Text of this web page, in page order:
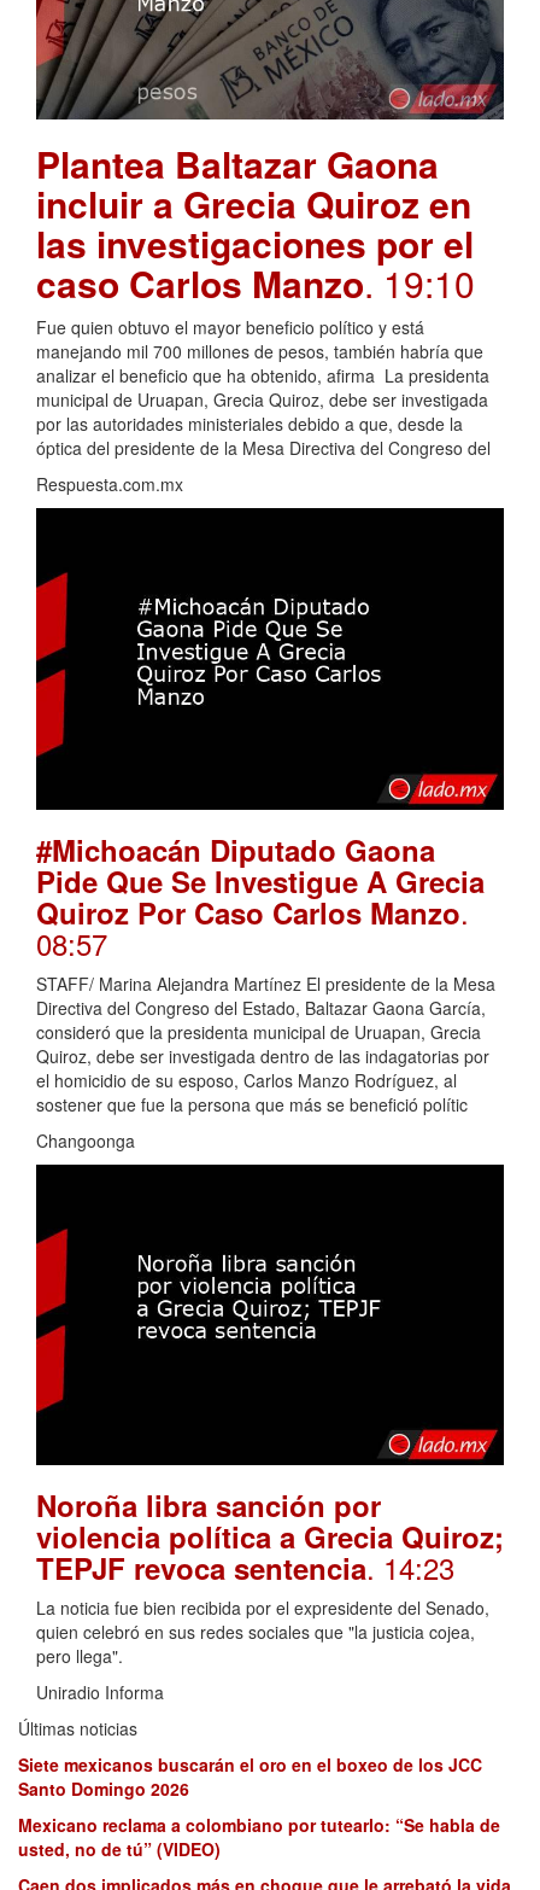
Plantea Baltazar Gaona
incluir a Grecia Quiroz en
las investigaciones por el
caso Carlos Manzo. 19:10
Fue quien obtuvo el mayor beneficio político y está
manejando mil 700 millones de pesos, también habría que
analizar el beneficio que ha obtenido, afirma La presidenta
municipal de Uruapan, Grecia Quiroz, debe ser investigada
por las autoridades ministeriales debido a que, desde la
óptica del presidente de la Mesa Directiva del Congreso del
Respuesta.com.mx
#Michoacán Diputado Gaona
Pide Que Se Investigue A Grecia
Quiroz Por Caso Carlos Manzo.
08:57
STAFF/ Marina Alejandra Martínez El presidente de la Mesa
Directiva del Congreso del Estado, Baltazar Gaona García,
consideró que la presidenta municipal de Uruapan, Grecia
Quiroz, debe ser investigada dentro de las indagatorias por
el homicidio de su esposo, Carlos Manzo Rodríguez, al
sostener que fue la persona que más se benefició polític
Changoonga
Noroña libra sanción por
violencia política a Grecia Quiroz;
TEPJF revoca sentencia. 14:23
La noticia fue bien recibida por el expresidente del Senado,
quien celebró en sus redes sociales que "la justicia cojea,
pero llega".
Uniradio Informa
Últimas noticias
Siete mexicanos buscarán el oro en el boxeo de los JCC
Santo Domingo 2026
Mexicano reclama a colombiano por tutearlo: “Se habla de
usted, no de tú” (VIDEO)
Caen dos implicados más en choque que le arrebató la vida